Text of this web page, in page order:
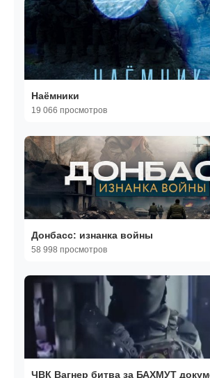
Наёмники
19 066 просмотров
Донбасс: изнанка войны
58 998 просмотров
ЧВК Вагнер битва за БАХМУТ